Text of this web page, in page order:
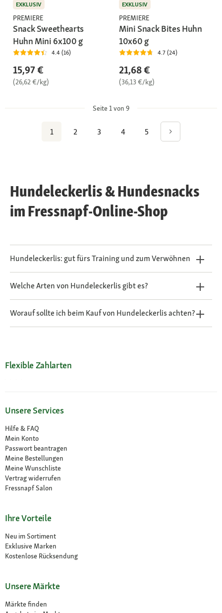
EXKLUSIV
PREMIERE
Snack Sweethearts
Huhn Mini 6x100 g
4.4 (16)
15,97 €
(26,62 €/kg)
EXKLUSIV
PREMIERE
Mini Snack Bites Huhn
10x60 g
4.7 (24)
21,68 €
(36,13 €/kg)
Seite 1 von 9
1 2 3 4 5
Hundeleckerlis & Hundesnacks
im Fressnapf-Online-Shop
Hundeleckerlis: gut fürs Training und zum Verwöhnen
Welche Arten von Hundeleckerlis gibt es?
Worauf sollte ich beim Kauf von Hundeleckerlis achten?
Flexible Zahlarten
Unsere Services
Hilfe & FAQ
Mein Konto
Passwort beantragen
Meine Bestellungen
Meine Wunschliste
Vertrag widerrufen
Fressnapf Salon
Ihre Vorteile
Neu im Sortiment
Exklusive Marken
Kostenlose Rücksendung
Unsere Märkte
Märkte finden